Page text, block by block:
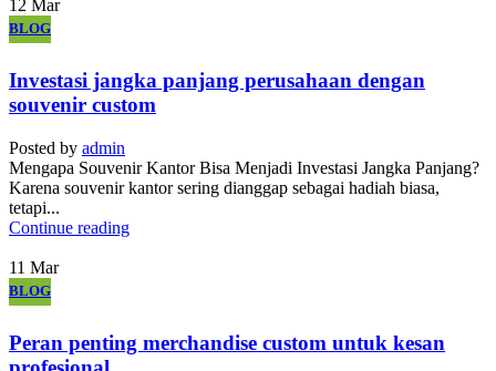
12 Mar
BLOG
Investasi jangka panjang perusahaan dengan
souvenir custom
Posted by admin
Mengapa Souvenir Kantor Bisa Menjadi Investasi Jangka Panjang?
Karena souvenir kantor sering dianggap sebagai hadiah biasa,
tetapi...
Continue reading
11 Mar
BLOG
Peran penting merchandise custom untuk kesan